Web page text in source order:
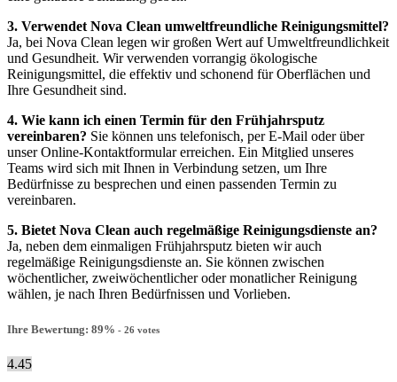
3. Verwendet Nova Clean umweltfreundliche Reinigungsmittel?
Ja, bei Nova Clean legen wir großen Wert auf Umweltfreundlichkeit
und Gesundheit. Wir verwenden vorrangig ökologische
Reinigungsmittel, die effektiv und schonend für Oberflächen und
Ihre Gesundheit sind.
4. Wie kann ich einen Termin für den Frühjahrsputz
vereinbaren? Sie können uns telefonisch, per E-Mail oder über
unser Online-Kontaktformular erreichen. Ein Mitglied unseres
Teams wird sich mit Ihnen in Verbindung setzen, um Ihre
Bedürfnisse zu besprechen und einen passenden Termin zu
vereinbaren.
5. Bietet Nova Clean auch regelmäßige Reinigungsdienste an?
Ja, neben dem einmaligen Frühjahrsputz bieten wir auch
regelmäßige Reinigungsdienste an. Sie können zwischen
wöchentlicher, zweiwöchentlicher oder monatlicher Reinigung
wählen, je nach Ihren Bedürfnissen und Vorlieben.
Ihre Bewertung: 89% - 26 votes
4.45